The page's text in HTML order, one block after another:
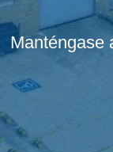
Manténgase